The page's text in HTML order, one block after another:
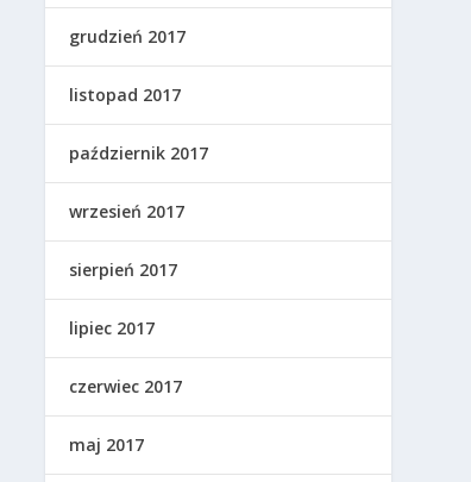
grudzień 2017
listopad 2017
październik 2017
wrzesień 2017
sierpień 2017
lipiec 2017
czerwiec 2017
maj 2017